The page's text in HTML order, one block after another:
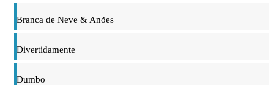
Branca de Neve & Anões
Divertidamente
Dumbo